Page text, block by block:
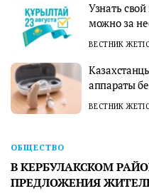
Узнать
можно за
ВЕСТНИК
аппараты
ВЕСТНИК
ОБЩЕСТВО
В КЕРБУЛАКСКОМ
ПРЕДЛОЖЕНИЯ